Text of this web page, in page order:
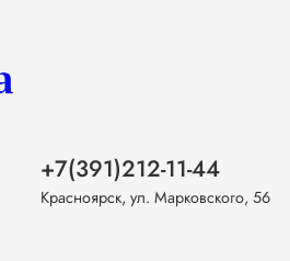
+7(391)212-11-44
Красноярск, ул. Марковского, 56